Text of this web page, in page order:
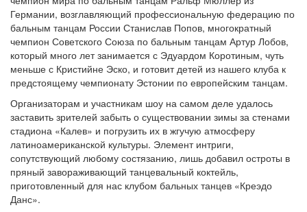
Германии, возглавляющий профессиональную федерацию по
бальным танцам России Станислав Попов, многократный
чемпион Советского Союза по бальным танцам Артур Лобов,
который много лет занимается с Эдуардом Коротиным, чуть
меньше с Кристийне Эско, и готовит детей из нашего клуба к
предстоящему чемпионату Эстонии по европейским танцам.
Организаторам и участникам шоу на самом деле удалось
заставить зрителей забыть о существовании зимы за стенами
стадиона «Калев» и погрузить их в жгучую атмосферу
латиноамериканской культуры. Элемент интриги,
сопутствующий любому состязанию, лишь добавил остроты в
пряный завораживающий танцевальный коктейль,
приготовленный для нас клубом бальных танцев «Креэдо
Данс».